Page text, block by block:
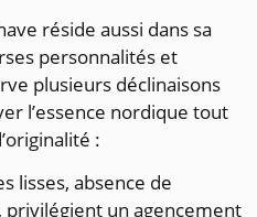
réside aussi dans sa
personnalités et
plusieurs déclinaisons
l’essence nordique tout
:
lisses, absence de
un agencement